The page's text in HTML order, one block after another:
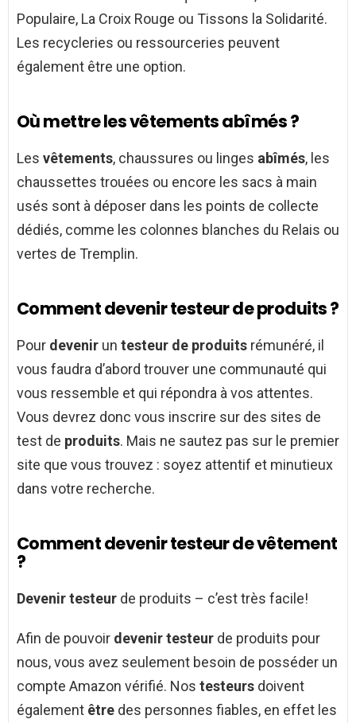
Populaire, La Croix Rouge ou Tissons la Solidarité.
Les recycleries ou ressourceries peuvent
également être une option.
Où mettre les vêtements abîmés ?
Les vêtements, chaussures ou linges abîmés, les
chaussettes trouées ou encore les sacs à main
usés sont à déposer dans les points de collecte
dédiés, comme les colonnes blanches du Relais ou
vertes de Tremplin.
Comment devenir testeur de produits ?
Pour devenir un testeur de produits rémunéré, il
vous faudra d’abord trouver une communauté qui
vous ressemble et qui répondra à vos attentes.
Vous devrez donc vous inscrire sur des sites de
test de produits. Mais ne sautez pas sur le premier
site que vous trouvez : soyez attentif et minutieux
dans votre recherche.
Comment devenir testeur de vêtement
?
Devenir testeur de produits – c’est très facile!
Afin de pouvoir devenir testeur de produits pour
nous, vous avez seulement besoin de posséder un
compte Amazon vérifié. Nos testeurs doivent
également être des personnes fiables, en effet les